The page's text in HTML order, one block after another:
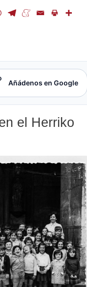
Añádenos en Google
el Herriko